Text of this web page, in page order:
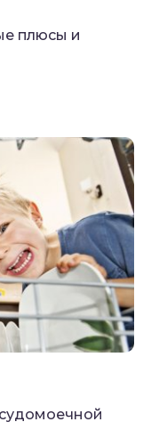
плюсы и